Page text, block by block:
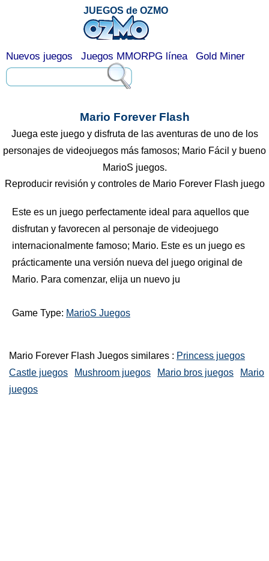
Mario Forever Flash
Juega este juego y disfruta de las aventuras de uno de los
personajes de videojuegos más famosos; Mario Fácil y bueno
MarioS juegos.
Reproducir revisión y controles de Mario Forever Flash juego
Este es un juego perfectamente ideal para aquellos que
disfrutan y favorecen al personaje de videojuego
internacionalmente famoso; Mario. Este es un juego es
prácticamente una versión nueva del juego original de
Mario. Para comenzar, elija un nuevo ju
Game Type: MarioS Juegos
Mario Forever Flash Juegos similares : Princess juegos
Castle juegos
Mushroom juegos Mario bros juegos
Mario
juegos
JUEGOS de OZMO
Nuevos juegos Juegos MMORPG línea Gold Miner